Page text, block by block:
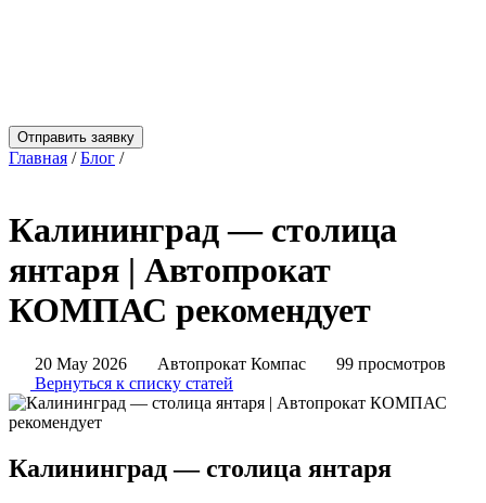
Отправить заявку
Главная / Блог /
Калининград — столица
янтаря | Автопрокат
КОМПАС рекомендует
20 May 2026 Автопрокат Компас
99 просмотров
Вернуться к списку статей
Калининград — столица янтаря